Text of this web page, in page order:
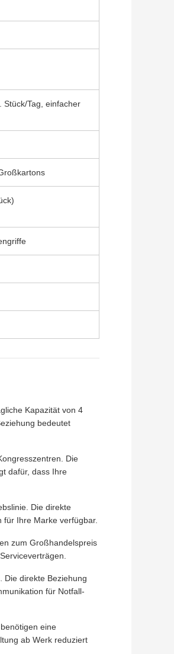
Stück/Tag, einfacher
Kapazität von 4
bedeutet
Die
dafür, dass Ihre
Die direkte
für Ihre Marke verfügbar.
zum Großhandelspreis
Die direkte Beziehung
für Notfall-
eine
ab Werk reduziert